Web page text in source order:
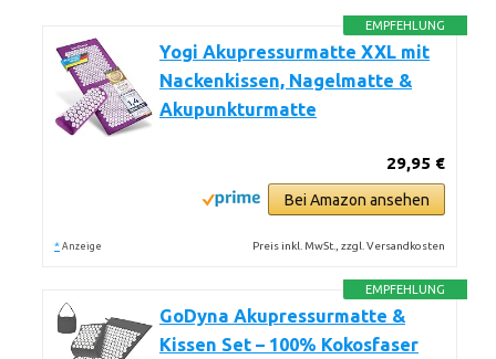
EMPFEHLUNG
Yogi Akupressurmatte XXL mit
Nackenkissen, Nagelmatte &
Akupunkturmatte
29,95 €
Bei Amazon ansehen
* Anzeige Preis inkl. MwSt., zzgl. Versandkosten
EMPFEHLUNG
GoDyna Akupressurmatte &
Kissen Set – 100% Kokosfaser